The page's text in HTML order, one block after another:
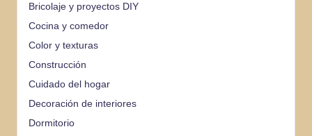
Bricolaje y proyectos DIY
Cocina y comedor
Color y texturas
Construcción
Cuidado del hogar
Decoración de interiores
Dormitorio